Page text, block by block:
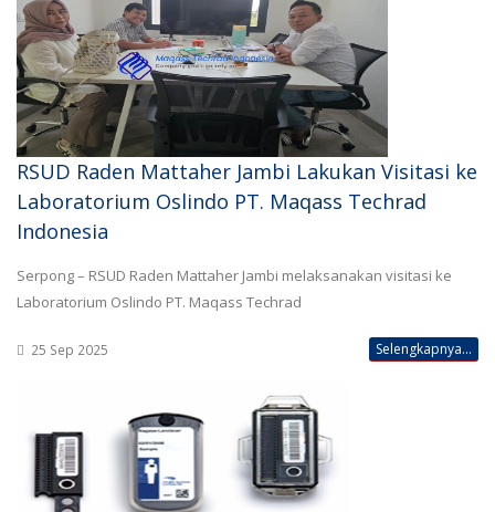
RSUD Raden Mattaher Jambi Lakukan Visitasi ke
Laboratorium Oslindo PT. Maqass Techrad
Indonesia
Serpong – RSUD Raden Mattaher Jambi melaksanakan visitasi ke
Laboratorium Oslindo PT. Maqass Techrad
25 Sep 2025 Selengkapnya...